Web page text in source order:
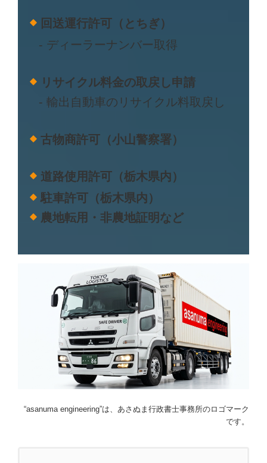
回送運行許可（とちぎ）
- ディーラーナンバー取得
リサイクル料金の取戻し申請
- 輸出自動車のリサイクル料取戻し
古物商許可（小山警察署）
道路使用許可（栃木県内）
駐車許可（栃木県内）
農地転用・非農地証明など
“asanuma engineering”は、あさぬま行政書士事務所のロゴマーク
です。